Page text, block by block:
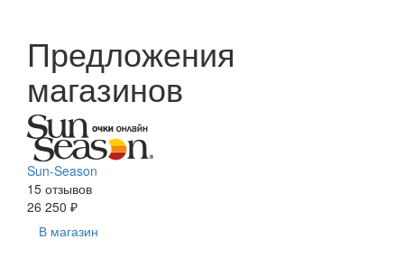
Предложения
магазинов
Sun-Season
15 отзывов
26 250 ₽
В магазин